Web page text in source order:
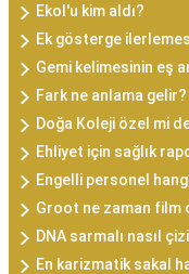
Ekol'u kim aldı?
Ek gösterge
Gemi kelimesinin eş
Fark ne anlama gelir?
Doğa Koleji özel mi
Ehliyet için sağlık
Engelli personel
Groot ne zaman film
DNA sarmalı nasıl
En karizmatik sakal